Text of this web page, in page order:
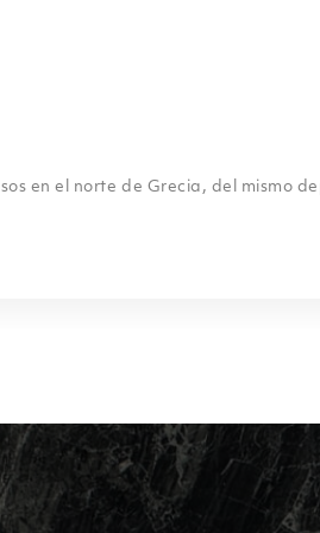
en el norte de Grecia, del mismo